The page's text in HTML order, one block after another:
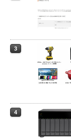
3
4